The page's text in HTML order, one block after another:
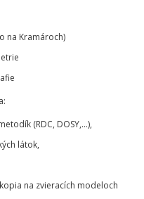
na Kramároch)
(RDC, DOSY,...),
látok,
na zvieracích modeloch